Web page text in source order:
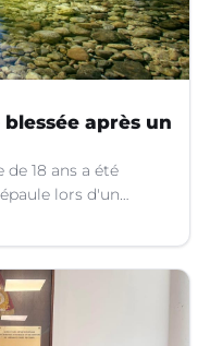
après un
18 ans a été
lors d'un
André-de-